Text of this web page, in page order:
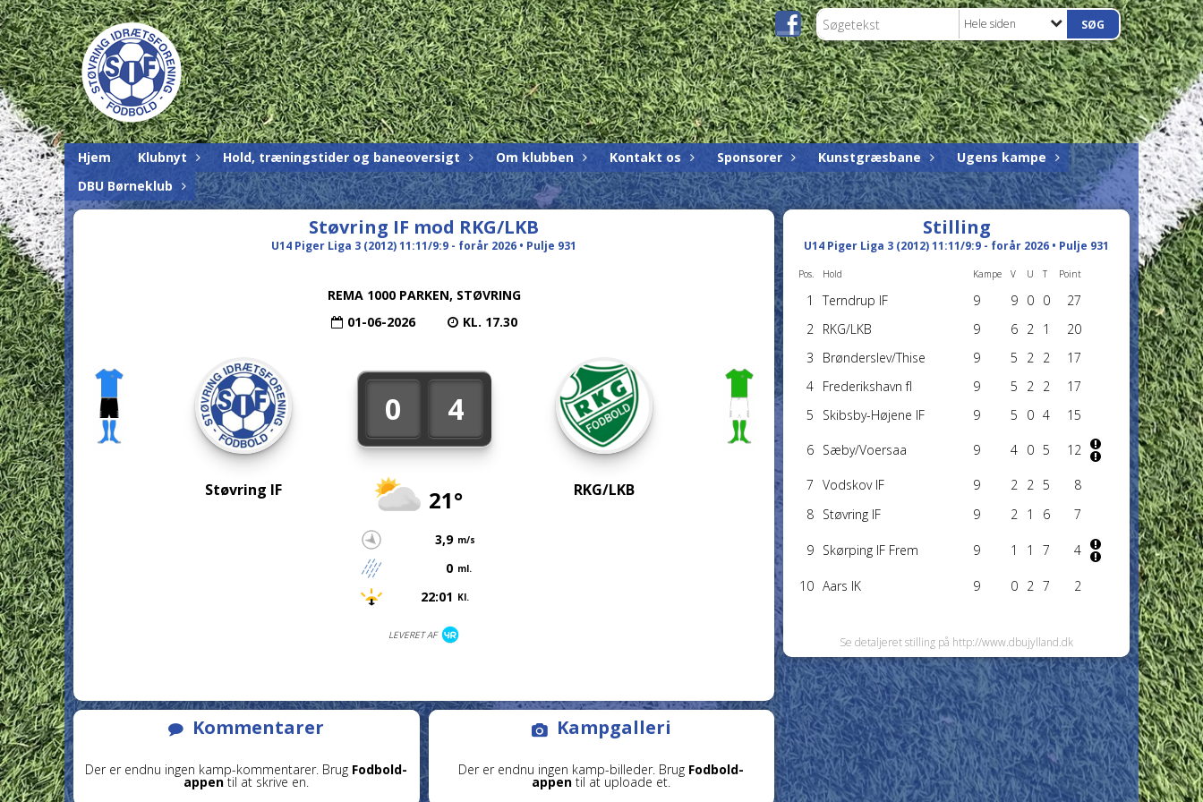
Hele siden
Hjem Klubnyt Hold, træningstider og baneoversigt Om klubben Kontakt os Sponsorer Kunstgræsbane
Ugens kampe
DBU Børneklub
Støvring IF mod RKG/LKB
U14 Piger Liga 3 (2012) 11:11/9:9 - forår 2026 • Pulje 931
REMA 1000 PARKEN, STØVRING
01-06-2026
KL. 17.30
Støvring IF
0 4
21°
3,9 m/s
0 ml.
22:01 Kl.
LEVERET AF
RKG/LKB
Stilling
U14 Piger Liga 3 (2012) 11:11/9:9 - forår 2026 • Pulje 931
Pos. Hold Kampe V U T Point
1 Terndrup IF 9 9 0 0
27
2 RKG/LKB 9 6 2 1
20
3
Brønderslev/Thise 9 5 2 2
17
4 Frederikshavn fI 9 5 2 2
17
5
Skibsby-Højene IF 9 5 0 4 15
6 Sæby/Voersaa 9 4 0 5 12
7 Vodskov IF 9 2 2 5
8
8 Støvring IF 9 2 1 6 7
9 Skørping IF Frem 9 1 1 7 4
10 Aars IK 9 0 2 7 2
Se detaljeret stilling på http://www.dbujylland.dk
Kommentarer
Der er endnu ingen kamp-kommentarer. Brug Fodbold-
appentil at skrive en.
Kampgalleri
Der er endnu ingen kamp-billeder. Brug Fodbold-
appen til at uploade et.